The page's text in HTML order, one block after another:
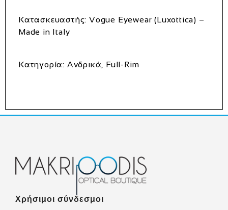
Κατασκευαστής: Vogue Eyewear (Luxottica) –
Made in Italy
Κατηγορία: Ανδρικά, Full-Rim
Χρήσιμοι σύνδεσμοι